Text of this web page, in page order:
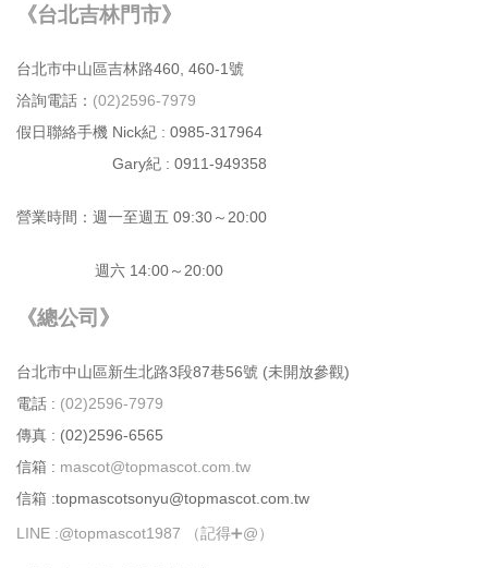
《台北吉林門市》
台北市中⼭區吉林路460, 460-1號
洽詢電話： (02)2596-7979
假日聯絡手機 Nick紀 : 0985-317964
Gary紀 : 0911-949358
營業時間：週⼀⾄週五 09:30～20:00
週六 14:00～20:00
《總公司》
台北市中⼭區新⽣北路3段87巷56號 (未開放參觀)
電話 : (02)2596-7979
傳真 : (02)2596-6565
信箱 : mascot@topmascot.com.tw
信箱 :topmascotsonyu@topmascot.com.tw
LINE :@topmascot1987 （記得➕@）